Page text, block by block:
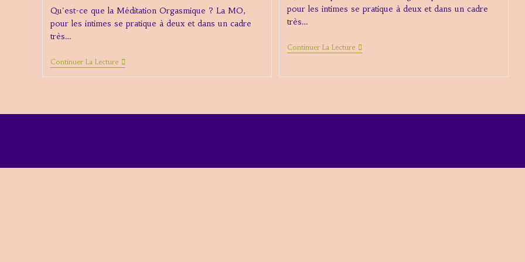
Qu'est-ce que la Méditation Orgasmique ? La MO,
pour les intimes se pratique à deux et dans un cadre
très…
Continuer La LectureCours
Méditation
Orgasmique
pour les intimes se pratique à deux et dans un cadre
très…
Continuer La LectureCours
Méditation